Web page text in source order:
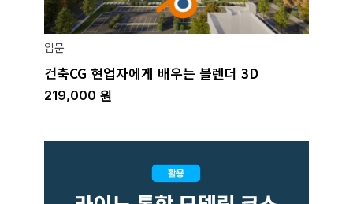
입문
건축CG 현업자에게 배우는 블렌더 3D
219,000 원